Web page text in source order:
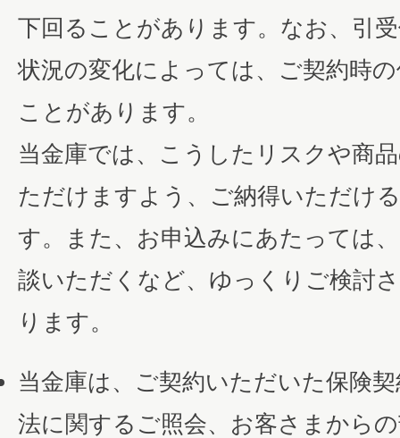
下回ることがあります。なお、引
状況の変化によっては、ご契約時
ことがあります。
当金庫では、こうしたリスクや商
ただけますよう、ご納得いただけ
す。また、お申込みにあたっては
談いただくなど、ゆっくりご検討
ります。
当金庫は、ご契約いただいた保険
法に関するご照会、お客さまから